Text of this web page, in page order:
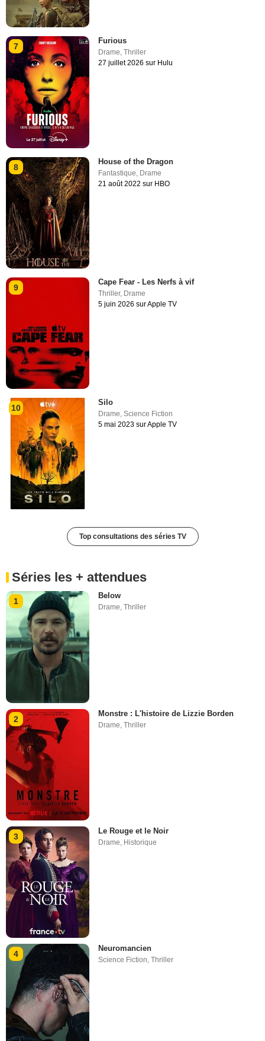
7
Furious
Drame,Thriller
27 juillet 2026 sur Hulu
8
House of the Dragon
Fantastique Drame
21 août 2022 sur HBO
9
Cape Fear - Les Nerfs à vif
Thriller, Drame
5 juin 2026 sur Apple TV
10
Silo
Drame,Science Fiction
5 mai 2023 sur Apple TV
Top consultations des séries TV
Séries les + attendues
1
Below
Drame,Thriller
2
Monstre : L'histoire de Lizzie Borden
Drame ,Thriller
3
Le Rouge et le Noir
Drame, Historique
4
Neuromancien
Science Fiction,Thriller